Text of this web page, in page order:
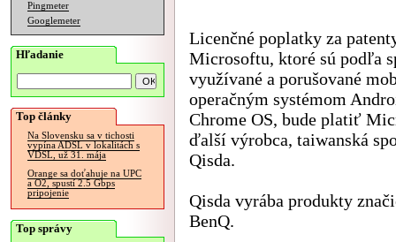
Pingmeter
Googlemeter
Hľadanie
Top články
Na Slovensku sa v tichosti
vypína ADSL v lokalitách s
VDSL, už 31. mája
Orange sa doťahuje na UPC
a O2, spustí 2.5 Gbps
pripojenie
Top správy
Licenčné poplatky za
Microsoftu, ktoré sú podľa
využívané a porušované
operačným systémom
Chrome OS, bude platiť
ďalší výrobca, taiwanská
Qisda.
Qisda vyrába produkty
BenQ.